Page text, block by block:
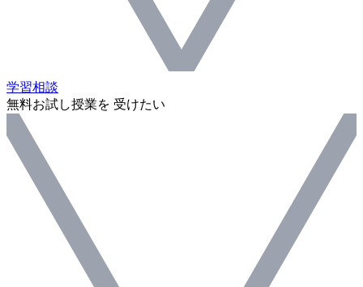
学習相談
無料お試し授業を 受けたい